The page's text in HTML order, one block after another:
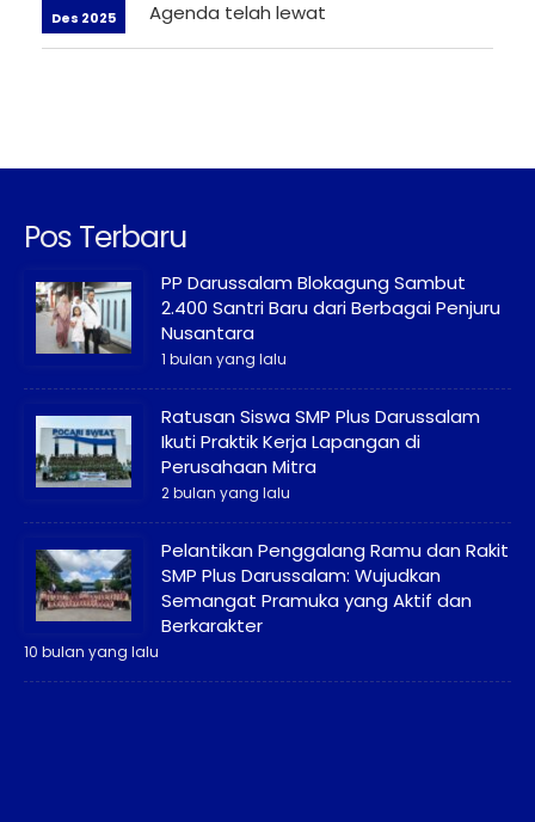
Des 2025
Agenda telah lewat
Pos Terbaru
PP Darussalam Blokagung Sambut
2.400 Santri Baru dari Berbagai Penjuru
Nusantara
1 bulan yang lalu
Ratusan Siswa SMP Plus Darussalam
Ikuti Praktik Kerja Lapangan di
Perusahaan Mitra
2 bulan yang lalu
Pelantikan Penggalang Ramu dan Rakit
SMP Plus Darussalam: Wujudkan
Semangat Pramuka yang Aktif dan
Berkarakter
10 bulan yang lalu